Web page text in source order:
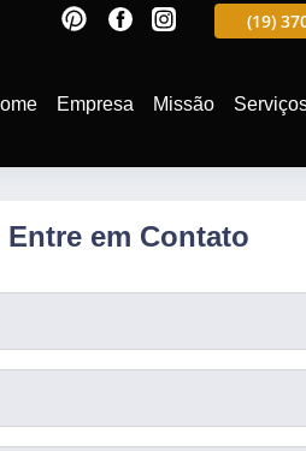
(19) 3701-4988 (19)
Empresa Missão
Entre em Contato